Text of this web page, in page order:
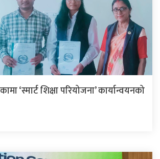
‘स्मार्ट शिक्षा परियोजना’ कार्यान्वयनको